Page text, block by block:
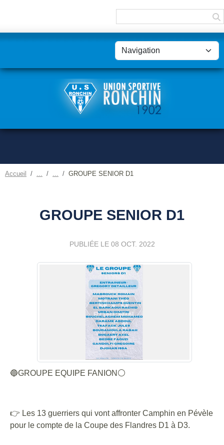
Accueil GROUPE SENIOR D1
GROUPE SENIOR D1
PUBLIÉE LE 08 OCT. 2022
🔵GROUPE EQUIPE FANION⚪
👉 Les 13 guerriers qui vont affronter Camphin en Pévèle
pour le compte de la Coupe des Flandres D1 à D3.